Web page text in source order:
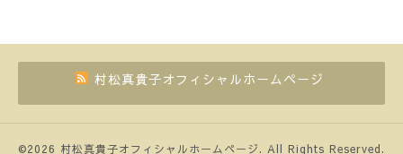
村松真貴子オフィシャルホームページ
©2026 村松真貴子オフィシャルホームページ. All Rights Reserved.